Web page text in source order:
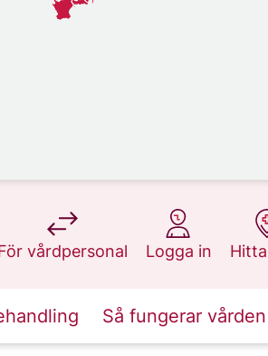
vårdpersonal
på 1177.se
Logga in
på 1177.se
på
Så fungerar vården